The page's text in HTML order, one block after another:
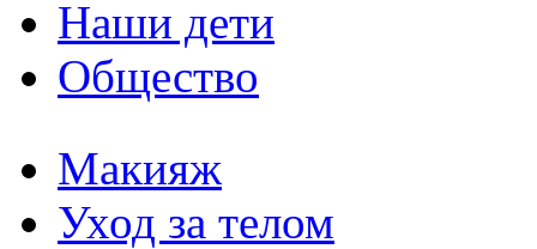
Наши дети
Общество
Макияж
Уход за телом